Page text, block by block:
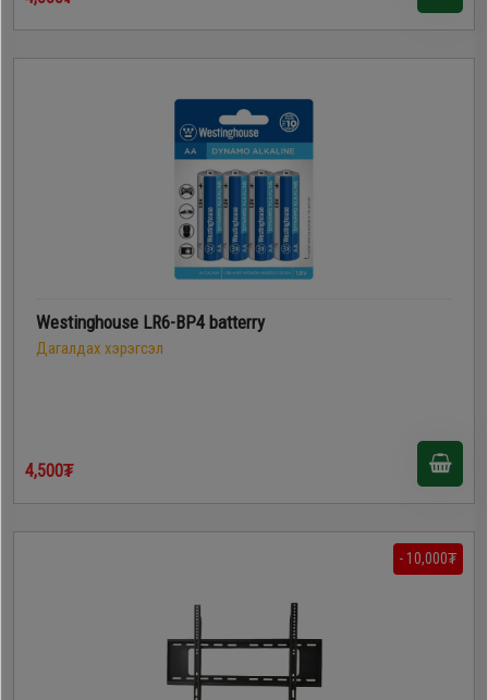
Westinghouse LR6-BP4 batterry
Дагалдах хэрэгсэл
4,500₮
- 10,000₮